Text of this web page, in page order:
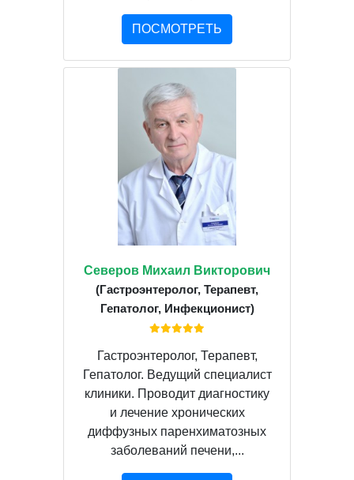
ПОСМОТРЕТЬ
Северов Михаил Викторович
(Гастроэнтеролог, Терапевт,
Гепатолог, Инфекционист)
Гастроэнтеролог, Терапевт,
Гепатолог. Ведущий специалист
клиники. Проводит диагностику
и лечение хронических
диффузных паренхиматозных
заболеваний печени,...